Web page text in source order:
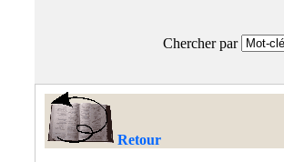
Chercher par
Retour